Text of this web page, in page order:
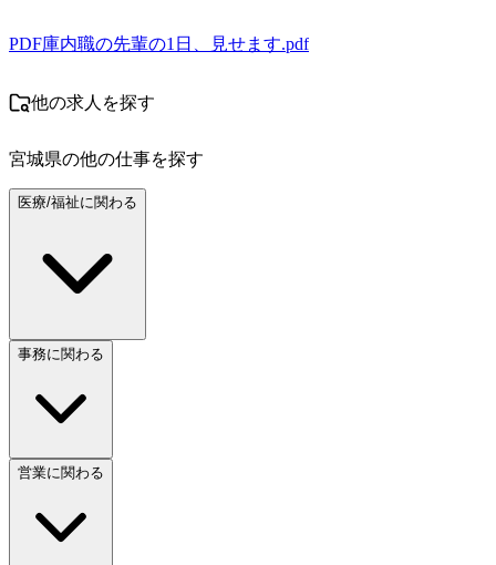
PDF庫内職の先輩の1日、見せます.pdf
他の求人を探す
宮城県の他の仕事を探す
医療/福祉に関わる
事務に関わる
営業に関わる